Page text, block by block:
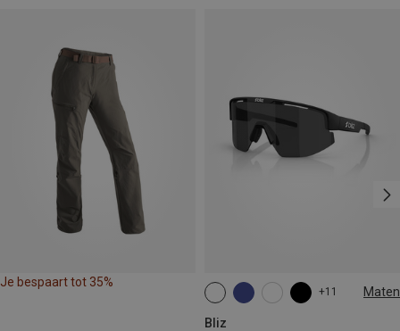
Je bespaart tot 35%
+11 Maten
Bliz
ONE SIZE